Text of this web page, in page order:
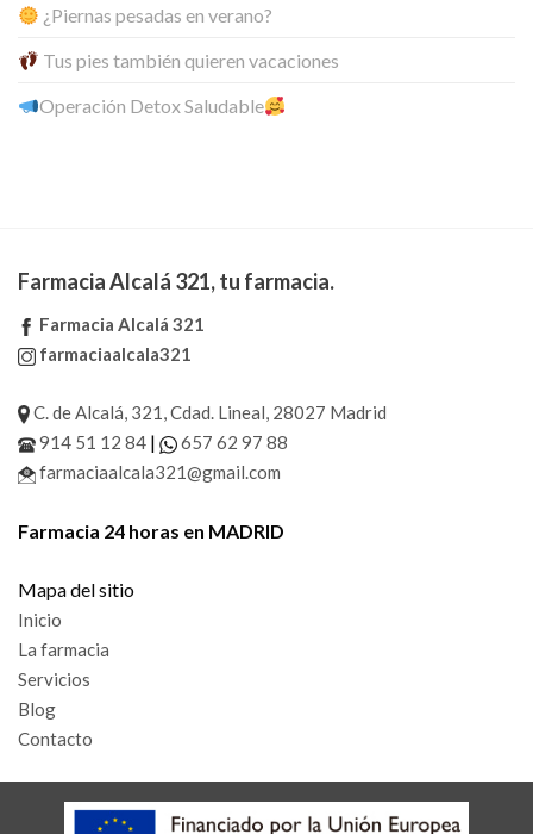
¿Piernas pesadas en verano?
Tus pies también quieren vacaciones
Operación Detox Saludable
Farmacia Alcalá 321, tu farmacia.
Farmacia Alcalá 321
farmaciaalcala321
C. de Alcalá, 321, Cdad. Lineal, 28027 Madrid
914 51 12 84 |
657 62 97 88
farmaciaalcala321@gmail.com
Farmacia 24 horas en MADRID
Mapa del sitio
Inicio
La farmacia
Servicios
Blog
Contacto